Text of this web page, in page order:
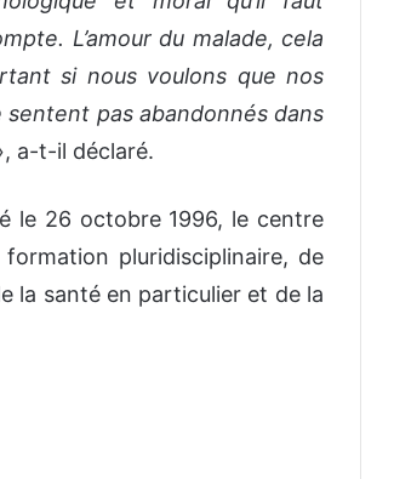
L’amour du malade, cela
si nous voulons que nos
sentent pas abandonnés dans
a-t-il déclaré.
le 26 octobre 1996, le centre
pluridisciplinaire, de
la santé en particulier et de la